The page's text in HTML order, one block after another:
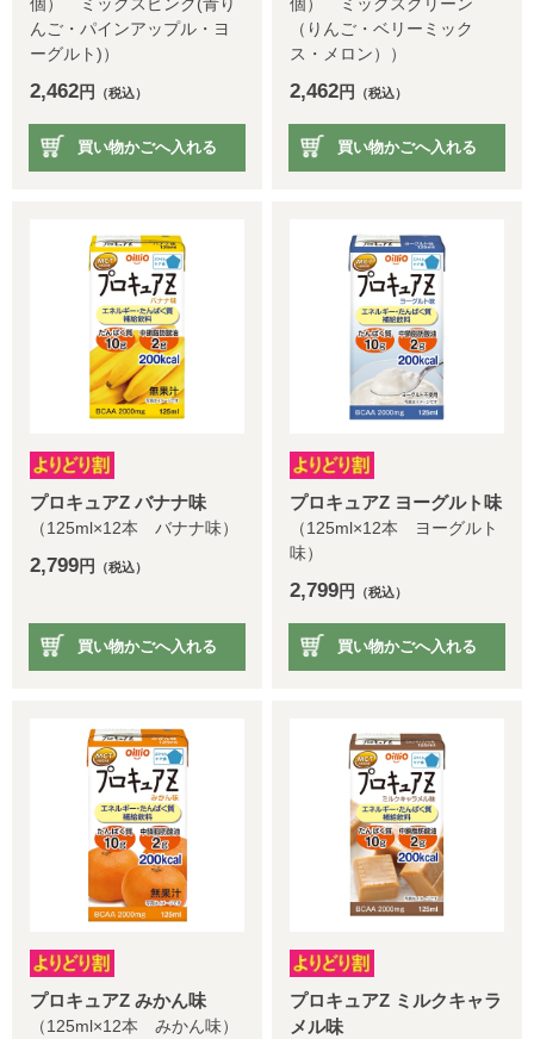
んご・パインアップル・ヨ
ーグルト)）
2,462 円 （税込）
買い物かごへ入れる
（りんご・ベリーミック
ス・メロン））
2,462 円 （税込）
買い物かごへ入れる
プロキュアZ バナナ味
（125ml×12本 バナナ味）
2,799 円 （税込）
買い物かごへ入れる
プロキュアZ ヨーグルト味
（125ml×12本 ヨーグルト
味）
2,799 円 （税込）
買い物かごへ入れる
プロキュアZ みかん味
（125ml×12本 みかん味）
プロキュアZ ミルクキャラ
メル味